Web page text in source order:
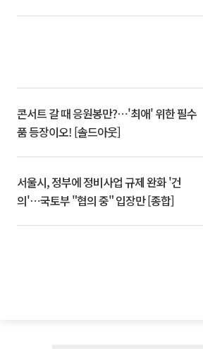
콘서트 갈 때 응원봉만?⋯'최애' 위한 필수
품 등장이오! [솔드아웃]
서울시, 정부에 정비사업 규제 완화 '건
의'⋯국토부 "협의 중" 입장만 [종합]